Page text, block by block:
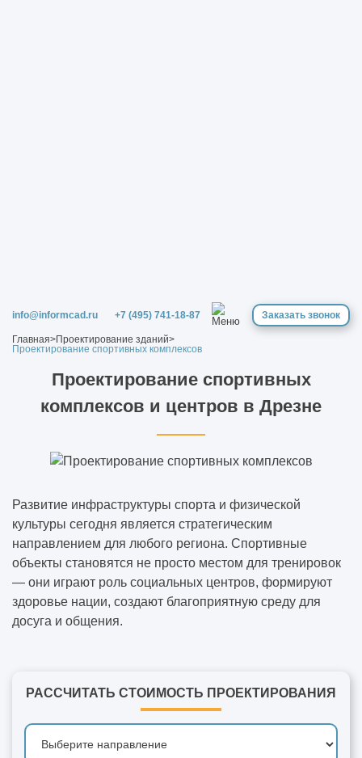
info@informcad.ru +7 (495) 741-18-87 Заказать звонок
Главная>Проектирование зданий>
Проектирование спортивных комплексов
Проектирование спортивных
комплексов и центров в Дрезне
Развитие инфраструктуры спорта и физической
культуры сегодня является стратегическим
направлением для любого региона. Спортивные
объекты становятся не просто местом для тренировок
— они играют роль социальных центров, формируют
здоровье нации, создают благоприятную среду для
досуга и общения.
РАССЧИТАТЬ СТОИМОСТЬ ПРОЕКТИРОВАНИЯ